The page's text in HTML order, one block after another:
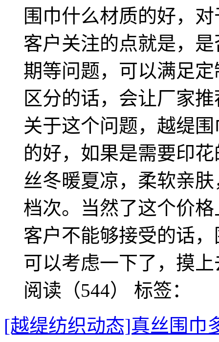
围巾什么材质的好，
客户关注的点就是，
期等问题，可以满足
区分的话，会让厂家
关于这个问题，越缇
的好，如果是需要印
丝冬暖夏凉，柔软亲
档次。当然了这个价
客户不能够接受的话
可以考虑一下了，摸
阅读（544） 标签：
[越缇纺织动态]真丝围巾